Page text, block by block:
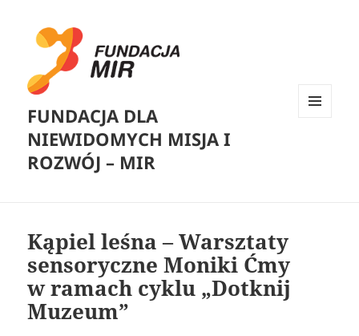
FUNDACJA DLA
NIEWIDOMYCH MISJA I
ROZWÓJ – MIR
Kąpiel leśna – Warsztaty
sensoryczne Moniki Ćmy
w ramach cyklu „Dotknij
Muzeum”